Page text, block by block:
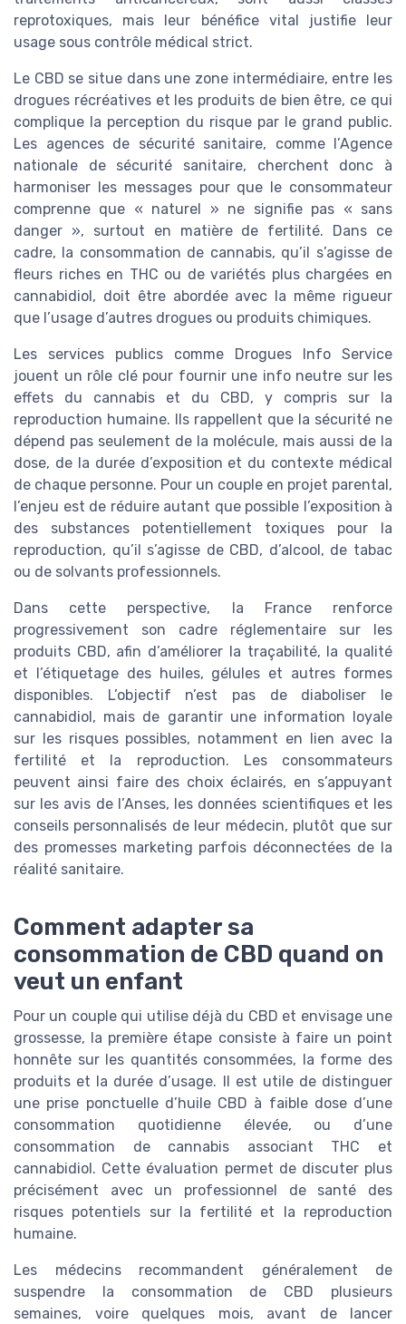
reprotoxiques, mais leur bénéfice vital justifie leur
usage sous contrôle médical strict.
Le CBD se situe dans une zone intermédiaire, entre les
drogues récréatives et les produits de bien être, ce qui
complique la perception du risque par le grand public.
Les agences de sécurité sanitaire, comme l’Agence
nationale de sécurité sanitaire, cherchent donc à
harmoniser les messages pour que le consommateur
comprenne que « naturel » ne signifie pas « sans
danger », surtout en matière de fertilité. Dans ce
cadre, la consommation de cannabis, qu’il s’agisse de
fleurs riches en THC ou de variétés plus chargées en
cannabidiol, doit être abordée avec la même rigueur
que l’usage d’autres drogues ou produits chimiques.
Les services publics comme Drogues Info Service
jouent un rôle clé pour fournir une info neutre sur les
effets du cannabis et du CBD, y compris sur la
reproduction humaine. Ils rappellent que la sécurité ne
dépend pas seulement de la molécule, mais aussi de la
dose, de la durée d’exposition et du contexte médical
de chaque personne. Pour un couple en projet parental,
l’enjeu est de réduire autant que possible l’exposition à
des substances potentiellement toxiques pour la
reproduction, qu’il s’agisse de CBD, d’alcool, de tabac
ou de solvants professionnels.
Dans cette perspective, la France renforce
progressivement son cadre réglementaire sur les
produits CBD, afin d’améliorer la traçabilité, la qualité
et l’étiquetage des huiles, gélules et autres formes
disponibles. L’objectif n’est pas de diaboliser le
cannabidiol, mais de garantir une information loyale
sur les risques possibles, notamment en lien avec la
fertilité et la reproduction. Les consommateurs
peuvent ainsi faire des choix éclairés, en s’appuyant
sur les avis de l’Anses, les données scientifiques et les
conseils personnalisés de leur médecin, plutôt que sur
des promesses marketing parfois déconnectées de la
réalité sanitaire.
Comment adapter sa
consommation de CBD quand on
veut un enfant
Pour un couple qui utilise déjà du CBD et envisage une
grossesse, la première étape consiste à faire un point
honnête sur les quantités consommées, la forme des
produits et la durée d’usage. Il est utile de distinguer
une prise ponctuelle d’huile CBD à faible dose d’une
consommation quotidienne élevée, ou d’une
consommation de cannabis associant THC et
cannabidiol. Cette évaluation permet de discuter plus
précisément avec un professionnel de santé des
risques potentiels sur la fertilité et la reproduction
humaine.
Les médecins recommandent généralement de
suspendre la consommation de CBD plusieurs
semaines, voire quelques mois, avant de lancer